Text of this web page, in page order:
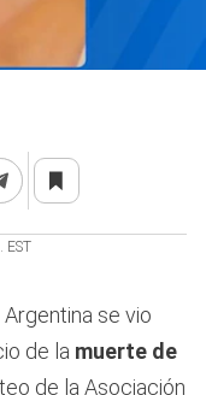
EST
se vio
de la muerte de
de la Asociación